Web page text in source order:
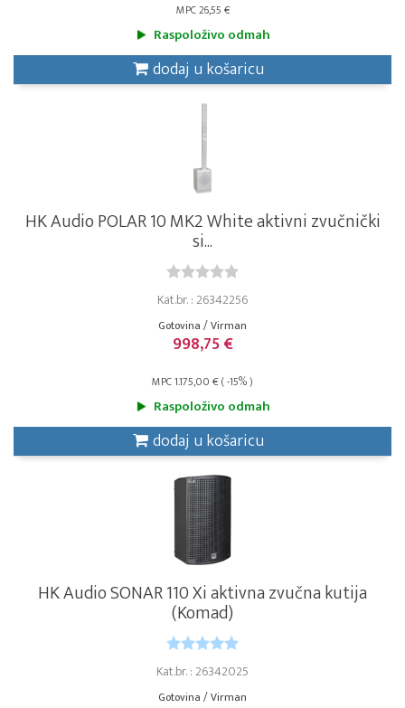
MPC 26,55 €
Raspoloživo odmah
dodaj u košaricu
HK Audio POLAR 10 MK2 White aktivni zvučnički
si...
Kat.br. : 26342256
Gotovina / Virman
998,75 €
MPC 1.175,00 € ( -15% )
Raspoloživo odmah
dodaj u košaricu
HK Audio SONAR 110 Xi aktivna zvučna kutija
(Komad)
Kat.br. : 26342025
Gotovina / Virman